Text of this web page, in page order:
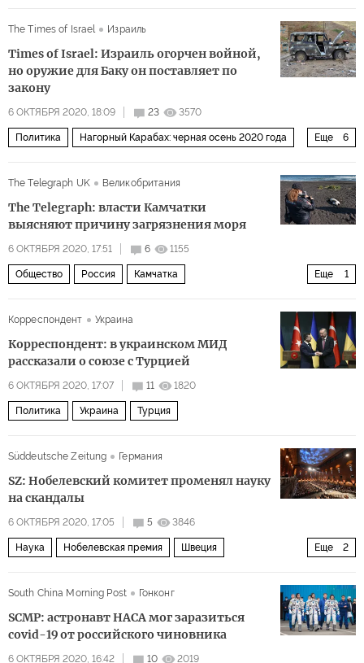
The Times of Israel Израиль
Times of Israel: Израиль огорчен войной,
но оружие для Баку он поставляет по
закону
6 ОКТЯБРЯ 2020, 18:09 23 3570
Еще 6
Политика Нагорный Карабах: черная осень 2020 года
The Telegraph UK Великобритания
The Telegraph: власти Камчатки
выясняют причину загрязнения моря
6 ОКТЯБРЯ 2020, 17:51 6 1155
Еще 1
Общество Россия Камчатка
Корреспондент
Украина
Корреспондент: в украинском МИД
рассказали о союзе с Турцией
6 ОКТЯБРЯ 2020, 17:07 11 1820
Политика Украина Турция
Süddeutsche Zeitung Германия
SZ: Нобелевский комитет променял науку
на скандалы
6 ОКТЯБРЯ 2020, 17:05 5 3846
Еще 2
Наука Нобелевская премия Швеция
South China Morning Post
Гонконг
SCMP: астронавт НАСА мог заразиться
covid-19 от российского чиновника
6 ОКТЯБРЯ 2020, 16:42 10 2019